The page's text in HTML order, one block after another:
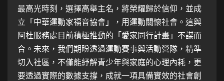
最高光時刻，選擇高舉主名，將榮耀歸於信仰，並成
立「中華運動家福音協會」，用運動關懷社會。這與
阿杜服務處目前積極推動的「愛家同行計畫」不謀而
合。未來，我們期盼透過運動賽事與活動營隊，精準
切入社區，不僅能紓解青少年與家庭的心理內耗，更
要透過實際的數據支撐，成就一項具備實效的社會創